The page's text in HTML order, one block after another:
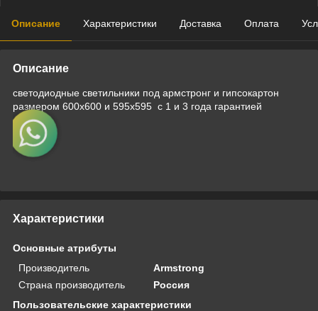
Описание Характеристики Доставка Оплата
Описание
светодиодные светильники под армстронг и гипсокартон
размером 600х600 и 595х595 с 1 и 3 года гарантией
Характеристики
Основные атрибуты
Производитель
Armstrong
Страна производитель
Россия
Пользовательские характеристики